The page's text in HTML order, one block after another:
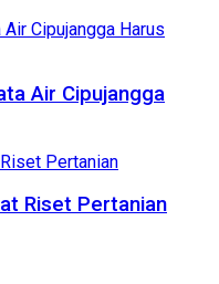
Air Cipujangga
Riset Pertanian